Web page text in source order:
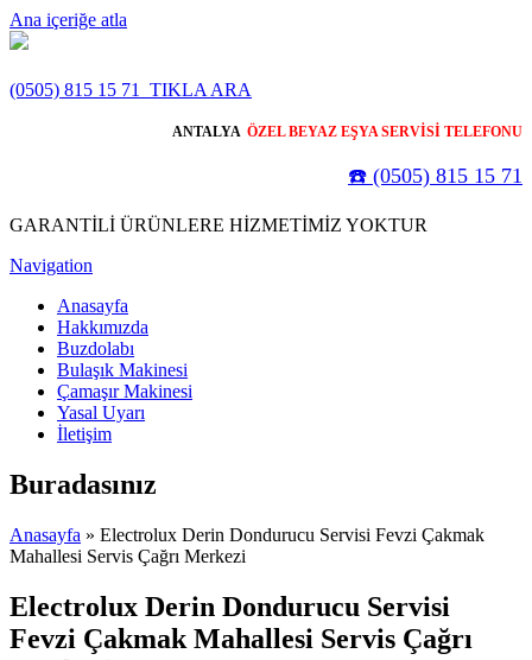
Ana içeriğe atla
(0505) 815 15 71 TIKLA ARA
ANTALYA ÖZEL BEYAZ EŞYA SERVİSİ TELEFONU
☎️ (0505) 815 15 71
GARANTİLİ ÜRÜNLERE HİZMETİMİZ YOKTUR
Navigation
Anasayfa
Hakkımızda
Buzdolabı
Bulaşık Makinesi
Çamaşır Makinesi
Yasal Uyarı
İletişim
Buradasınız
Anasayfa » Electrolux Derin Dondurucu Servisi Fevzi Çakmak
Mahallesi Servis Çağrı Merkezi
Electrolux Derin Dondurucu Servisi
Fevzi Çakmak Mahallesi Servis Çağrı